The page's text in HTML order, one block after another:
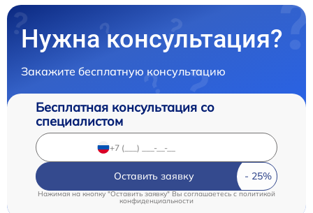
Нужна консультация?
Закажите бесплатную консультацию
Бесплатная консультация со
специалистом
Оставить заявку
Нажимая на кнопку "Оставить заявку" Вы соглашаетесь c политикой
конфиденциальности